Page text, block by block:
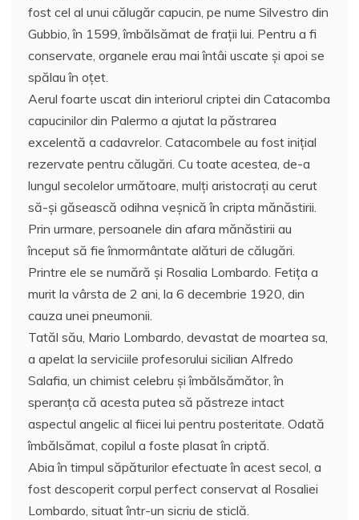
fost cel al unui călugăr capucin, pe nume Silvestro din
Gubbio, în 1599, îmbălsămat de fraţii lui. Pentru a fi
conservate, organele erau mai întâi uscate și apoi se
spălau în oțet.
Aerul foarte uscat din interiorul criptei din Catacomba
capucinilor din Palermo a ajutat la păstrarea
excelentă a cadavrelor. Catacombele au fost inițial
rezervate pentru călugări. Cu toate acestea, de-a
lungul secolelor următoare, mulţi aristocrați au cerut
să-şi găsească odihna veşnică în cripta mănăstirii.
Prin urmare, persoanele din afara mănăstirii au
început să fie înmormântate alături de călugări.
Printre ele se numără şi Rosalia Lombardo. Fetiţa a
murit la vârsta de 2 ani, la 6 decembrie 1920, din
cauza unei pneumonii.
Tatăl său, Mario Lombardo, devastat de moartea sa,
a apelat la serviciile profesorului sicilian Alfredo
Salafia, un chimist celebru și îmbălsămător, în
speranța că acesta putea să păstreze intact
aspectul angelic al fiicei lui pentru posteritate. Odată
îmbălsămat, copilul a foste plasat în criptă.
Abia în timpul săpăturilor efectuate în acest secol, a
fost descoperit corpul perfect conservat al Rosaliei
Lombardo, situat într-un sicriu de sticlă.